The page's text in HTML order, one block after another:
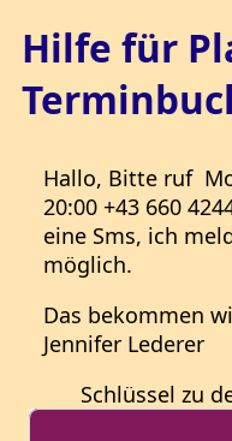
Hilfe für
Hallo, Bitte ruf
20:00 +43 660
eine Sms, ich
möglich.
Das bekommen
Jennifer Lederer
Schlüssel zu